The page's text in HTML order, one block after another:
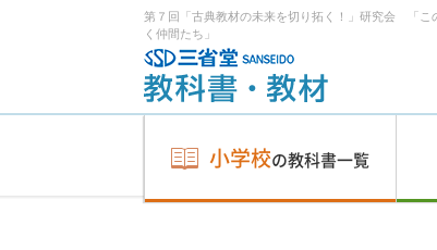
第７回「古典教材の未来を切り拓く！」研究会 「こ
く仲間たち」
小学校の教科書一覧